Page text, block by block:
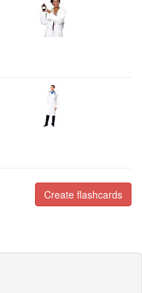
Create flashcards